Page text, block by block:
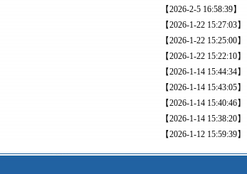
【2026-2-5 16:58:39】
【2026-1-22 15:27:03】
【2026-1-22 15:25:00】
【2026-1-22 15:22:10】
【2026-1-14 15:44:34】
【2026-1-14 15:43:05】
【2026-1-14 15:40:46】
【2026-1-14 15:38:20】
【2026-1-12 15:59:39】